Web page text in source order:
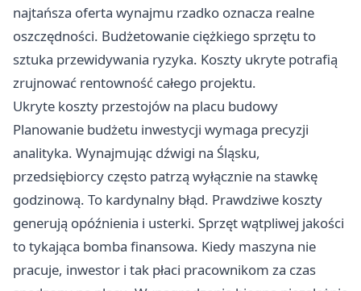
najtańsza oferta wynajmu rzadko oznacza realne
oszczędności. Budżetowanie ciężkiego sprzętu to
sztuka przewidywania ryzyka. Koszty ukryte potrafią
zrujnować rentowność całego projektu.
Ukryte koszty przestojów na placu budowy
Planowanie budżetu inwestycji wymaga precyzji
analityka. Wynajmując dźwigi na Śląsku,
przedsiębiorcy często patrzą wyłącznie na stawkę
godzinową. To kardynalny błąd. Prawdziwe koszty
generują opóźnienia i usterki. Sprzęt wątpliwej jakości
to tykająca bomba finansowa. Kiedy maszyna nie
pracuje, inwestor i tak płaci pracownikom za czas